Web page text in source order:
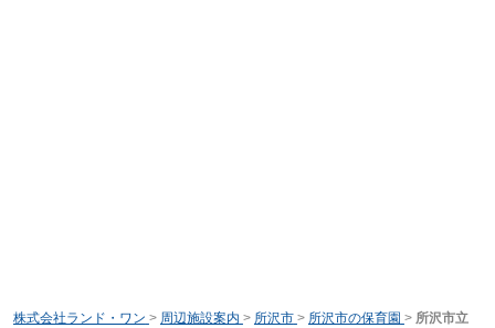
株式会社ランド・ワン > 周辺施設案内 > 所沢市 > 所沢市の保育園 > 所沢市立